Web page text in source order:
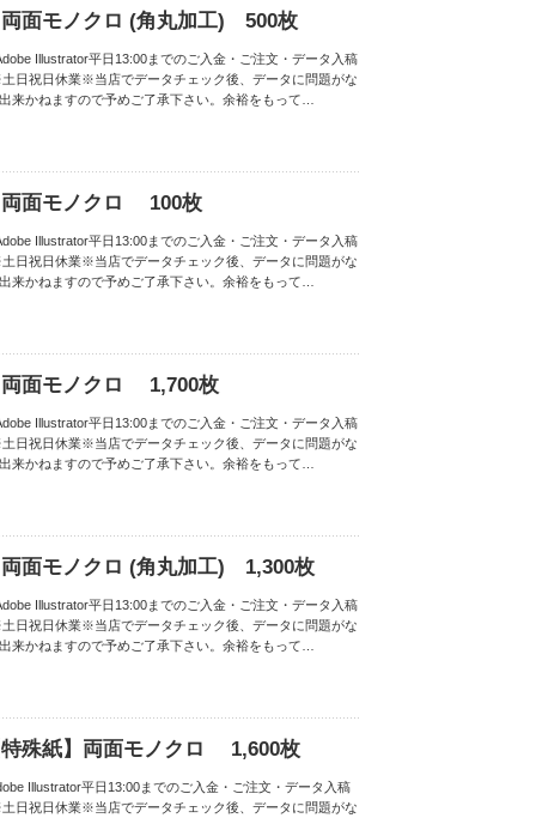
面モノクロ (角丸加工) 500枚
Illustrator平日13:00までのご入金・ご注文・データ入稿
日祝日休業※当店でデータチェック後、データに問題がな
来かねますので予めご了承下さい。余裕をもって…
両面モノクロ 100枚
Illustrator平日13:00までのご入金・ご注文・データ入稿
日祝日休業※当店でデータチェック後、データに問題がな
来かねますので予めご了承下さい。余裕をもって…
両面モノクロ 1,700枚
Illustrator平日13:00までのご入金・ご注文・データ入稿
日祝日休業※当店でデータチェック後、データに問題がな
来かねますので予めご了承下さい。余裕をもって…
面モノクロ (角丸加工) 1,300枚
Illustrator平日13:00までのご入金・ご注文・データ入稿
日祝日休業※当店でデータチェック後、データに問題がな
来かねますので予めご了承下さい。余裕をもって…
特殊紙】両面モノクロ 1,600枚
Illustrator平日13:00までのご入金・ご注文・データ入稿
日祝日休業※当店でデータチェック後、データに問題がな